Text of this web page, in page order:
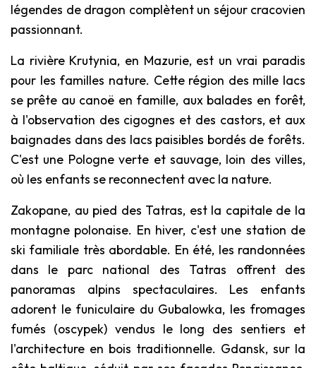
légendes de dragon complètent un séjour cracovien
passionnant.
La rivière Krutynia, en Mazurie, est un vrai paradis
pour les familles nature. Cette région des mille lacs
se prête au canoë en famille, aux balades en forêt,
à l'observation des cigognes et des castors, et aux
baignades dans des lacs paisibles bordés de forêts.
C'est une Pologne verte et sauvage, loin des villes,
où les enfants se reconnectent avec la nature.
Zakopane, au pied des Tatras, est la capitale de la
montagne polonaise. En hiver, c'est une station de
ski familiale très abordable. En été, les randonnées
dans le parc national des Tatras offrent des
panoramas alpins spectaculaires. Les enfants
adorent le funiculaire du Gubalowka, les fromages
fumés (oscypek) vendus le long des sentiers et
l'architecture en bois traditionnelle. Gdansk, sur la